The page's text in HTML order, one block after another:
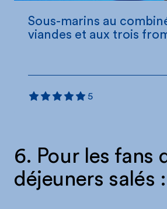
Sous-marins au
viandes et aux trois
5
6. Pour les fans
déjeuners salés :